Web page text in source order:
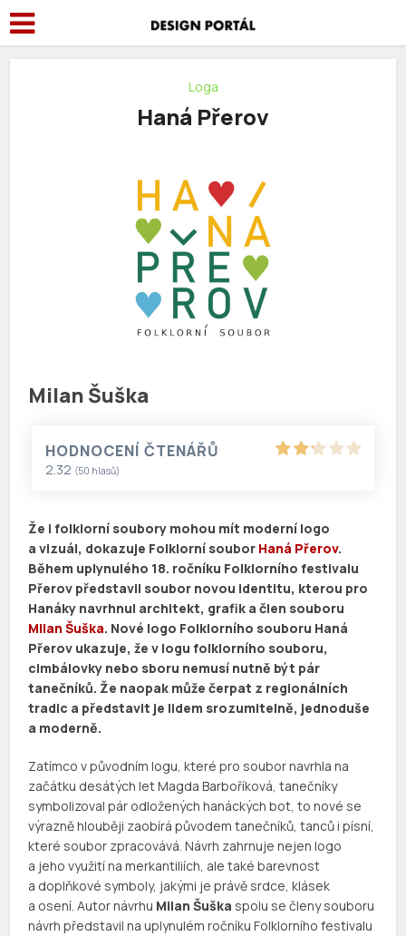
Loga
Haná Přerov
Milan Šuška
HODNOCENÍ ČTENÁŘŮ
2.32 (50 hlasů)
Že i folklorní soubory mohou mít moderní logo
a vizuál, dokazuje Folklorní soubor Haná Přerov.
Během uplynulého 18. ročníku Folklorního festivalu
Přerov představil soubor novou identitu, kterou pro
Hanáky navrhnul architekt, grafik a člen souboru
Milan Šuška. Nové logo Folklorního souboru Haná
Přerov ukazuje, že v logu folklorního souboru,
cimbálovky nebo sboru nemusí nutně být pár
tanečníků. Že naopak může čerpat z regionálních
tradic a představit je lidem srozumitelně, jednoduše
a moderně.
Zatímco v původním logu, které pro soubor navrhla na
začátku desátých let Magda Barboříková, tanečníky
symbolizoval pár odložených hanáckých bot, to nové se
výrazně hlouběji zaobírá původem tanečníků, tanců i písní,
které soubor zpracovává. Návrh zahrnuje nejen logo
a jeho využití na merkantiliích, ale také barevnost
a doplňkové symboly, jakými je právě srdce, klásek
a osení. Autor návrhu Milan Šuška spolu se členy souboru
návrh představil na uplynulém ročníku Folklorního festivalu